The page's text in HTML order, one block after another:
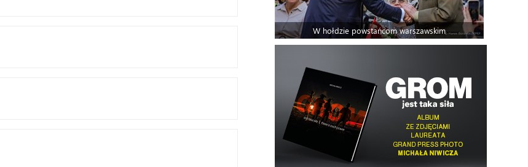
W hołdzie powstańcom warszawskim